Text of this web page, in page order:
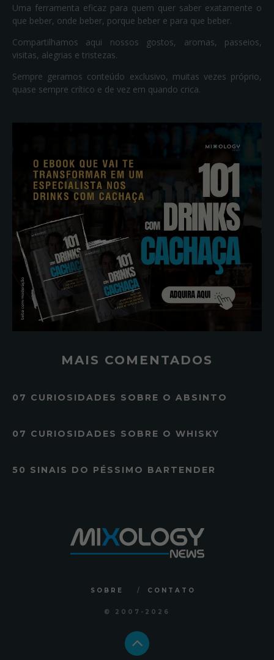
Uma ferramenta eficaz para quem quer saber exatamente o
que beber, onde beber, porque beber e para que beber.
Compartilhamos aqui nossos gostos, aromas, passeios,
visitas, alegrias e tristezas.
Sempre geramos conteúdo exclusivo, muitas vezes próprio,
quase sempre crítico e de vez em quando crica.
MAIS COMENTADOS
07 CURIOSIDADES SOBRE O ABSINTO
07 CURIOSIDADES SOBRE O WHISKY
50 SINAIS DO PÉSSIMO BARTENDER
SOBRE CONTATO
© 2007 -2026